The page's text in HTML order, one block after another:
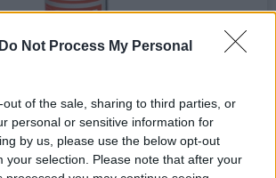
Do Not Process My Personal
out of the sale, sharing to third parties, or
personal or sensitive information for
by us, please use the below opt-out
your selection. Please note that after your